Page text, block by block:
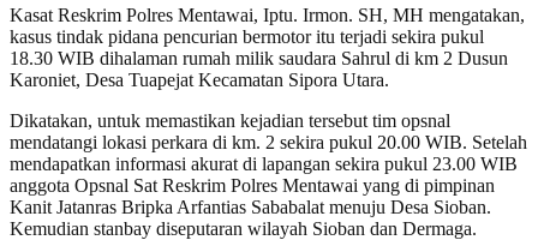
Kasat Reskrim Polres Mentawai, Iptu. Irmon. SH, MH mengatakan,
kasus tindak pidana pencurian bermotor itu terjadi sekira pukul
18.30 WIB dihalaman rumah milik saudara Sahrul di km 2 Dusun
Karoniet, Desa Tuapejat Kecamatan Sipora Utara.
Dikatakan, untuk memastikan kejadian tersebut tim opsnal
mendatangi lokasi perkara di km. 2 sekira pukul 20.00 WIB. Setelah
mendapatkan informasi akurat di lapangan sekira pukul 23.00 WIB
anggota Opsnal Sat Reskrim Polres Mentawai yang di pimpinan
Kanit Jatanras Bripka Arfantias Sababalat menuju Desa Sioban.
Kemudian stanbay diseputaran wilayah Sioban dan Dermaga.